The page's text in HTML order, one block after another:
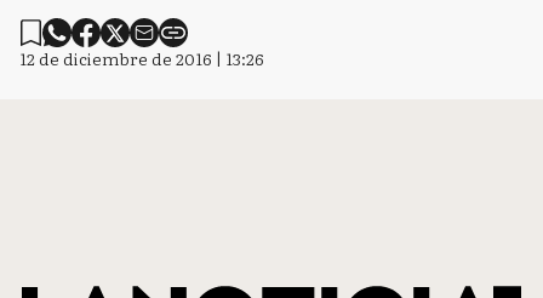
12 de diciembre de 2016 | 13:26